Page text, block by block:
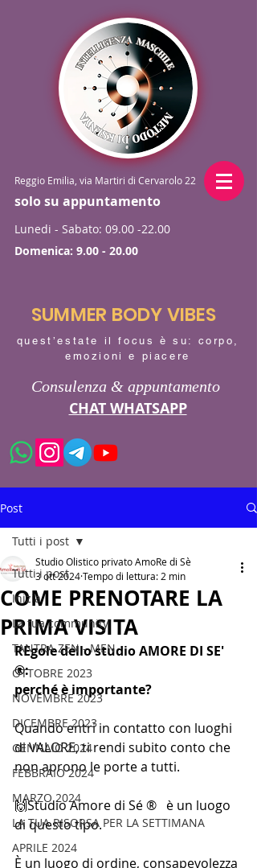
Lunedi - Sabato: 09.00 -22.00
Domenica: 9.00 - 20.00
Reggio Emilia, via Martiri di Cervarolo 22
solo su appuntamento
SUMMER BODY VIBES
quest’estate il focus è su: corpo,
emozioni e piacere
Consulenza & appuntamento
CHAT WHATSAPP
Post
Tutti i post
Inizia
La tua community
TANTRA ZEN - MEN
OTTOBRE 2023
NOVEMBRE 2023
DICEMBRE 2023
GENNAIO 2024
FEBBRAIO 2024
MARZO 2024
LA TUA RISORSA PER LA SETTIMANA
APRILE 2024
Tutti i post
СOME PRENOTARE LA
PRIMA VISITA
Studio Olistico privato AmoRe di Sè
3 ott 2024Tempo di lettura: 2 min
REgole dello studio AMORE DI SE'
®:
perché è importante?
Quando entri in contatto con luoghi
di VALORE, ti rendi subito conto che
non aprono le porte a tutti.
🙌Studio Amore di Sé ®   è un luogo
di questo tipo.
È un luogo di ordine, consapevolezza